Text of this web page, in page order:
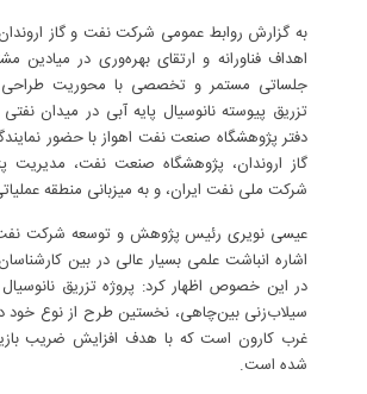
به گزارش روابط عمومی شر‌کت نفت و گاز
اهداف فناورانه و ارتقای بهره‌وری در میادین
جلساتی مستمر و تخصصی با محوریت طراحی
تزریق پیوسته نانوسیال پایه آبی در میدان
دفتر پژوهشگاه صنعت نفت اهواز با حضور
گاز اروندان، پژوهشگاه صنعت نفت، مدیریت
شرکت ملی نفت ایران، و به میزبانی منطقه
عیسی نویری رئیس پژوهش و توسعه شرکت نفت
اشاره انباشت علمی بسیار عالی در بین
در این خصوص اظهار کرد: پروژه تزریق
سیلاب‌زنی بین‌چاهی، نخستین طرح از نوع خود
غرب کارون است که با هدف افزایش ضریب
شده است.